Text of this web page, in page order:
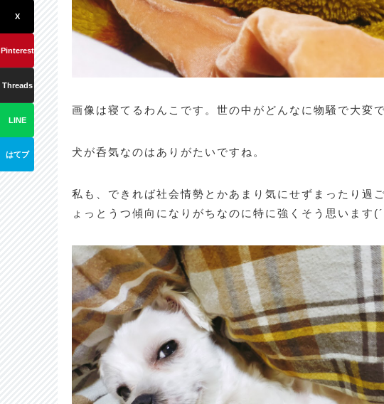
画像は寝てるわんこです。世の中がどんなに物騒で大変
犬が呑気なのはありがたいですね。
私も、できれば社会情勢とかあまり気にせずまったり過
ょっとうつ傾向になりがちなのに特に強くそう思います
X
Pinterest
Threads
LINE
はてブ